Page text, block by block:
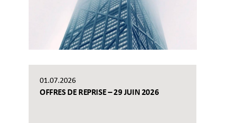
01.07.2026
OFFRES DE REPRISE – 29 JUIN 2026